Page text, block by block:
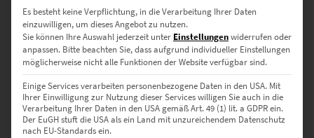
Raumgestalter das Format, das einzeln zur Geltung kommt und für
Bilderseriengeschaffen ist.
Vorteilhaft für eindrucksvolle
Leinwandbilder
Es besteht keine Verpflichtung, in die Verarbeitung Ihrer Daten
einzuwilligen, um dieses Angebot zu nutzen.
Sie können Ihre Auswahl jederzeit unter Einstellungenwiderrufen oder
anpassen. Bitte beachten Sie, dass aufgrund individueller Einstellungen
möglicherweise nicht alle Funktionen der Website verfügbar sind.
Einige Services verarbeiten personenbezogene Daten in den USA. Mit
Ihrer Einwilligung zur Nutzung dieser Services willigen Sie auch in die
Verarbeitung Ihrer Daten in den USA gemäß Art. 49 (1) lit. a GDPR ein.
Der EuGH stuft die USA als ein Land mit unzureichendem Datenschutz
nach EU-Standards ein.